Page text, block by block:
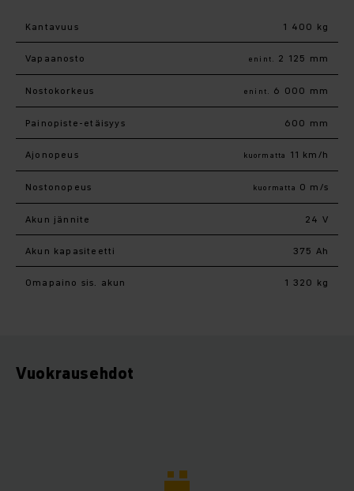
Kantavuus 1 400 kg
Vapaanosto enint. 2 125 mm
Nostokorkeus enint. 6 000 mm
Painopiste-etäisyys 600 mm
Ajonopeus kuormatta 11 km/h
Nostonopeus kuormatta 0 m/s
Akun jännite 24 V
Akun kapasiteetti 375 Ah
Omapaino sis. akun 1 320 kg
Vuokrausehdot